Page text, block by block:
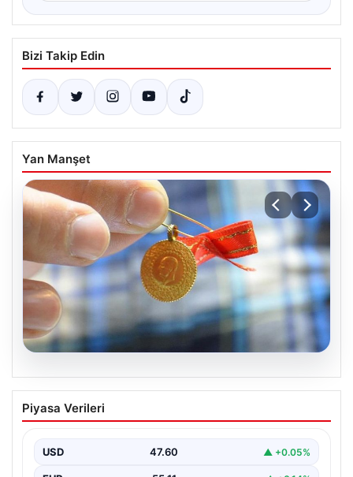
Bizi Takip Edin
Yan Manşet
05.08.2026
Altın fiyatları canlı 8 Nisan 2026: Altın
fiyatları ne kadar oldu? Gram, çeyrek,
fiyatları
Piyasa Verileri
USD 47.60 ▲ +0.05%